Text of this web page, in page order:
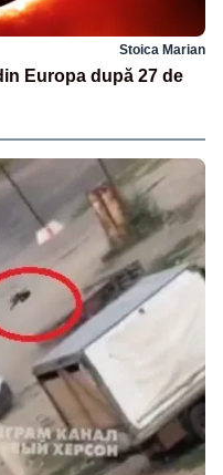
Stoica Marian
Europa după 27 de